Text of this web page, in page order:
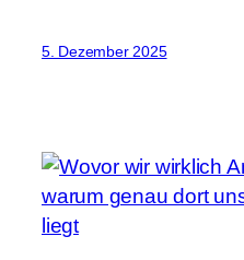
5. Dezember 2025